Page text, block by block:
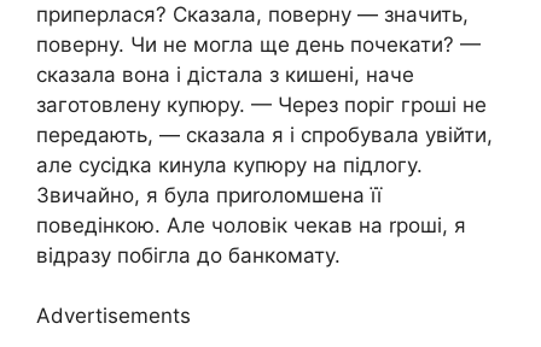
приперлася? Сказала, поверну — значить,
поверну. Чи не могла ще день почекати? —
сказала вона і дістала з кишені, наче
заготовлену купюру. — Через поріг гроші не
передають, — сказала я і спробувала увійти,
але сусідка кинула купюру на підлогу.
Звичайно, я була приrоломшена її
поведінкою. Але чоловік чекав на rроші, я
відразу побігла до банкомату.
Advertisements